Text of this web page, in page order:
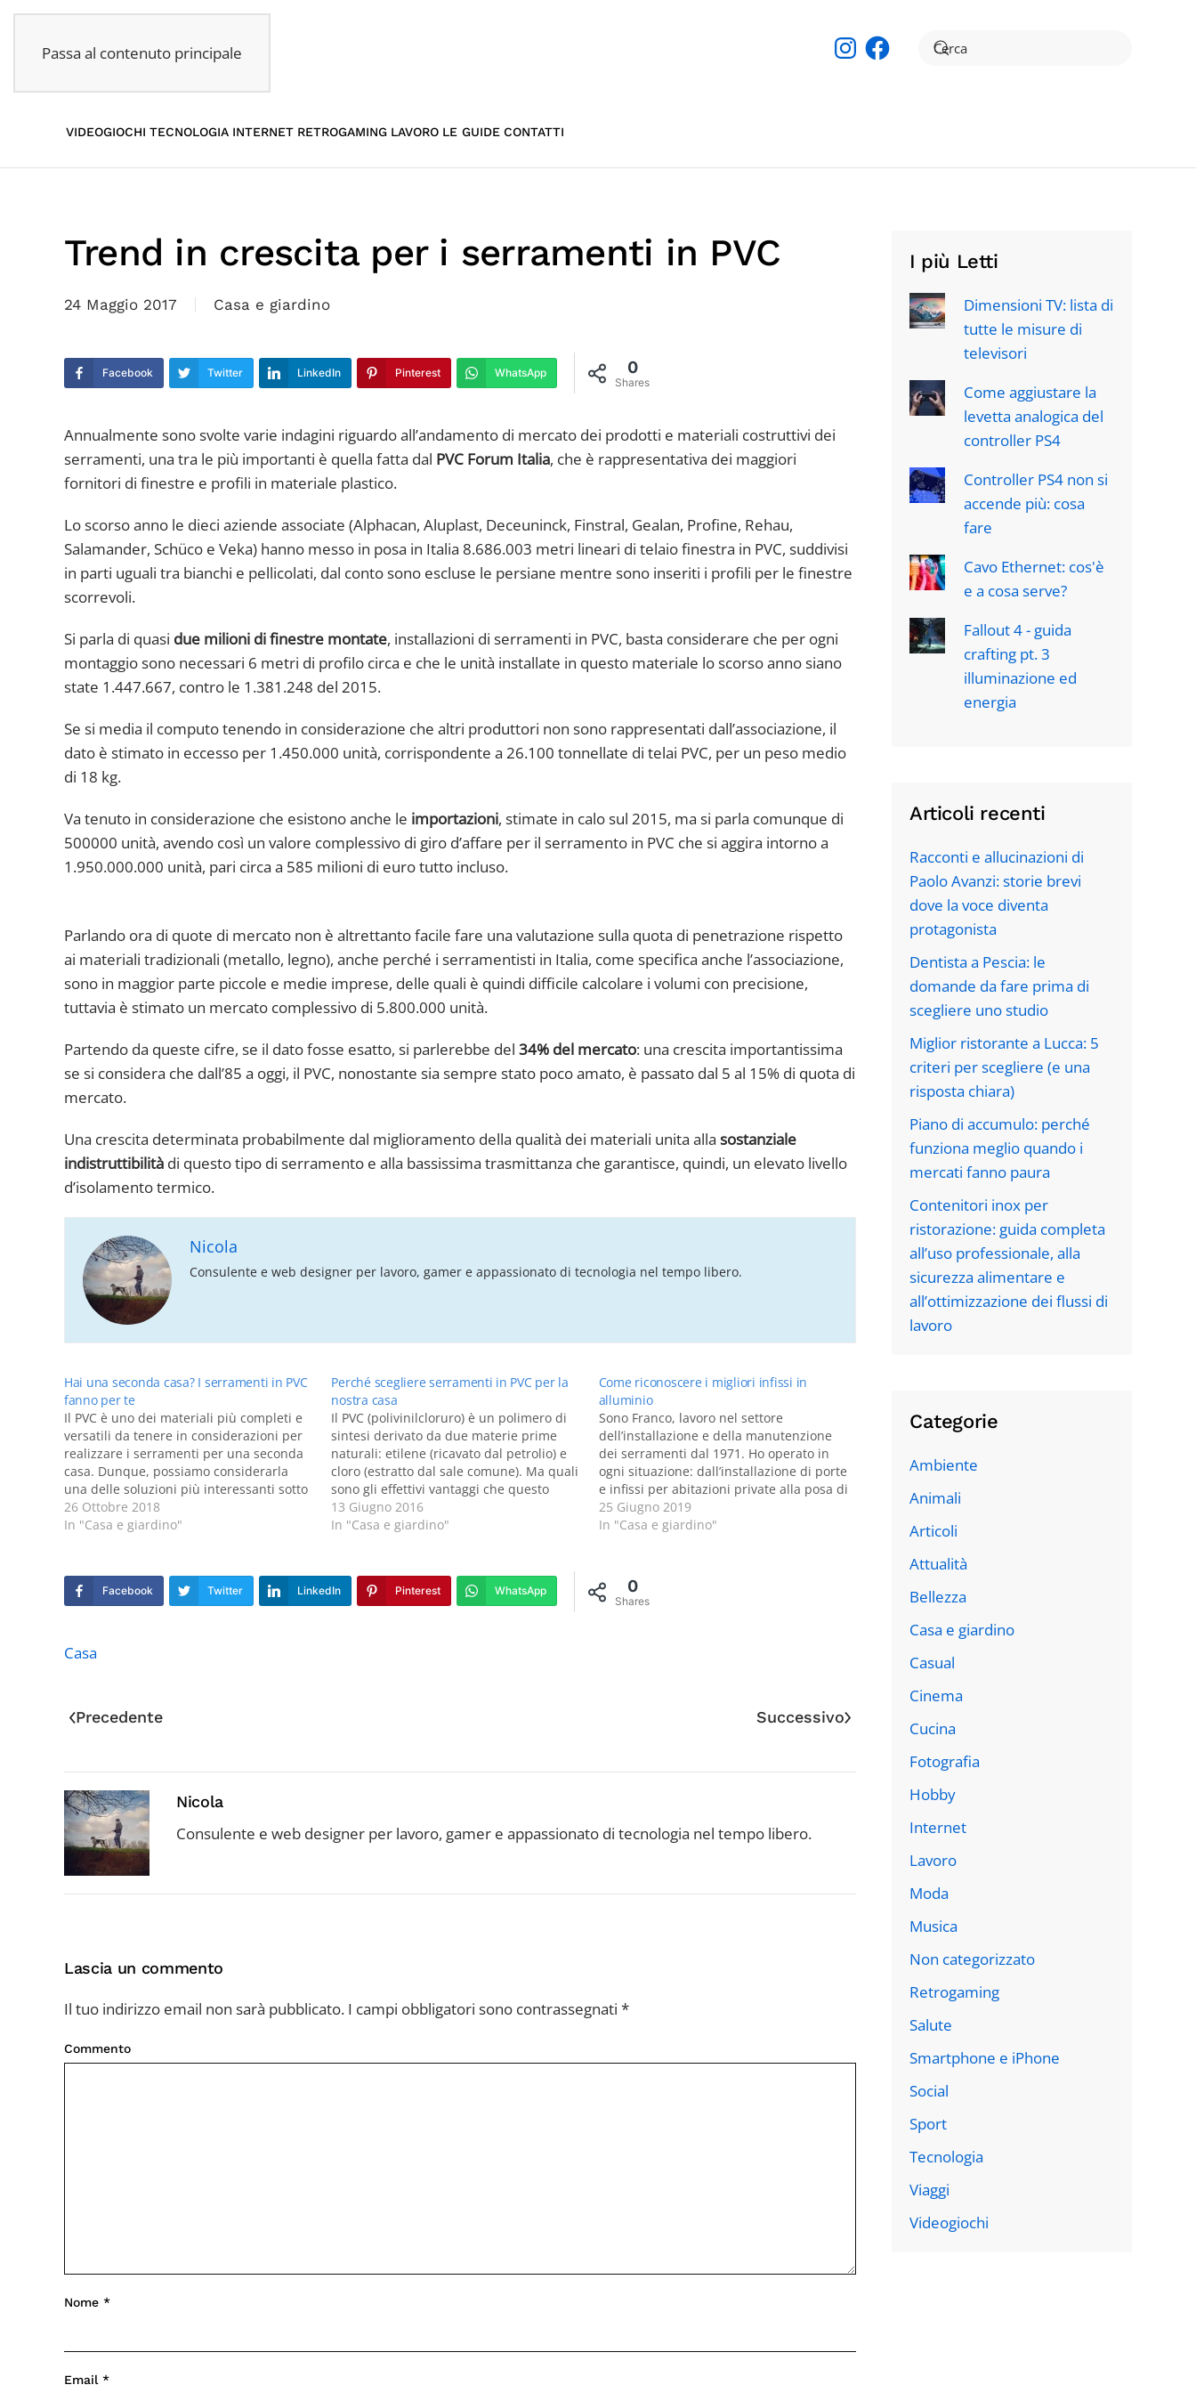
Passa al contenuto principale
InstagramFacebook
VIDEOGIOCHI TECNOLOGIA INTERNET RETROGAMING LAVORO LE GUIDE CONTATTI
Trend in crescita per i serramenti in PVC
24 Maggio 2017 Casa e giardino
0
Shares
Facebook Twitter LinkedIn Pinterest WhatsApp
Annualmente sono svolte varie indagini riguardo all’andamento di mercato dei prodotti e materiali costruttivi dei
serramenti, una tra le più importanti è quella fatta dal PVC Forum Italia, che è rappresentativa dei maggiori
fornitori di finestre e profili in materiale plastico.
Lo scorso anno le dieci aziende associate (Alphacan, Aluplast, Deceuninck, Finstral, Gealan, Profine, Rehau,
Salamander, Schüco e Veka) hanno messo in posa in Italia 8.686.003 metri lineari di telaio finestra in PVC, suddivisi
in parti uguali tra bianchi e pellicolati, dal conto sono escluse le persiane mentre sono inseriti i profili per le finestre
scorrevoli.
Si parla di quasi due milioni di finestre montate, installazioni di serramenti in PVC, basta considerare che per ogni
montaggio sono necessari 6 metri di profilo circa e che le unità installate in questo materiale lo scorso anno siano
state 1.447.667, contro le 1.381.248 del 2015.
Se si media il computo tenendo in considerazione che altri produttori non sono rappresentati dall’associazione, il
dato è stimato in eccesso per 1.450.000 unità, corrispondente a 26.100 tonnellate di telai PVC, per un peso medio
di 18 kg.
Va tenuto in considerazione che esistono anche le importazioni, stimate in calo sul 2015, ma si parla comunque di
500000 unità, avendo così un valore complessivo di giro d’affare per il serramento in PVC che si aggira intorno a
1.950.000.000 unità, pari circa a 585 milioni di euro tutto incluso.
Parlando ora di quote di mercato non è altrettanto facile fare una valutazione sulla quota di penetrazione rispetto
ai materiali tradizionali (metallo, legno), anche perché i serramentisti in Italia, come specifica anche l’associazione,
sono in maggior parte piccole e medie imprese, delle quali è quindi difficile calcolare i volumi con precisione,
tuttavia è stimato un mercato complessivo di 5.800.000 unità.
Partendo da queste cifre, se il dato fosse esatto, si parlerebbe del 34% del mercato: una crescita importantissima
se si considera che dall’85 a oggi, il PVC, nonostante sia sempre stato poco amato, è passato dal 5 al 15% di quota di
mercato.
Una crescita determinata probabilmente dal miglioramento della qualità dei materiali unita alla sostanziale
indistruttibilità di questo tipo di serramento e alla bassissima trasmittanza che garantisce, quindi, un elevato livello
d’isolamento termico.
Nicola
Consulente e web designer per lavoro, gamer e appassionato di tecnologia nel tempo libero.
Hai una seconda casa? I serramenti in PVC
fanno per te
Il PVC è uno dei materiali più completi e
versatili da tenere in considerazioni per
realizzare i serramenti per una seconda
casa. Dunque, possiamo considerarla
una delle soluzioni più interessanti sotto
diversi punti di vista, soprattutto da
quello tecnico visto che offre la
26 Ottobre 2018
In "Casa e giardino"
Perché scegliere serramenti in PVC per la
nostra casa
Il PVC (polivinilcloruro) è un polimero di
sintesi derivato da due materie prime
naturali: etilene (ricavato dal petrolio) e
cloro (estratto dal sale comune). Ma quali
sono gli effettivi vantaggi che questo
materiale offre? Il PVC è un eccellente
isolante termico e acustico, resiste bene
13 Giugno 2016
In "Casa e giardino"
Come riconoscere i migliori infissi in
alluminio
Sono Franco, lavoro nel settore
dell’installazione e della manutenzione
dei serramenti dal 1971. Ho operato in
ogni situazione: dall’installazione di porte
e infissi per abitazioni private alla posa di
serramenti blindati per realtà aziendali,
oggi vi parlerò degli infissi in alluminio.
25 Giugno 2019
In "Casa e giardino"
0
Shares
Facebook Twitter LinkedIn Pinterest WhatsApp
Casa
Precedente Successivo
Nicola
Consulente e web designer per lavoro, gamer e appassionato di tecnologia nel tempo libero.
Lascia un commento
Il tuo indirizzo email non sarà pubblicato. I campi obbligatori sono contrassegnati *
Commento
Nome *
Email *
I più Letti
Dimensioni TV: lista di
tutte le misure di
televisori
Come aggiustare la
levetta analogica del
controller PS4
Controller PS4 non si
accende più: cosa
fare
Cavo Ethernet: cos'è
e a cosa serve?
Fallout 4 - guida
crafting pt. 3
illuminazione ed
energia
Articoli recenti
Racconti e allucinazioni di
Paolo Avanzi: storie brevi
dove la voce diventa
protagonista
Dentista a Pescia: le
domande da fare prima di
scegliere uno studio
Miglior ristorante a Lucca: 5
criteri per scegliere (e una
risposta chiara)
Piano di accumulo: perché
funziona meglio quando i
mercati fanno paura
Contenitori inox per
ristorazione: guida completa
all’uso professionale, alla
sicurezza alimentare e
all’ottimizzazione dei flussi di
lavoro
Categorie
Ambiente
Animali
Articoli
Attualità
Bellezza
Casa e giardino
Casual
Cinema
Cucina
Fotografia
Hobby
Internet
Lavoro
Moda
Musica
Non categorizzato
Retrogaming
Salute
Smartphone e iPhone
Social
Sport
Tecnologia
Viaggi
Videogiochi